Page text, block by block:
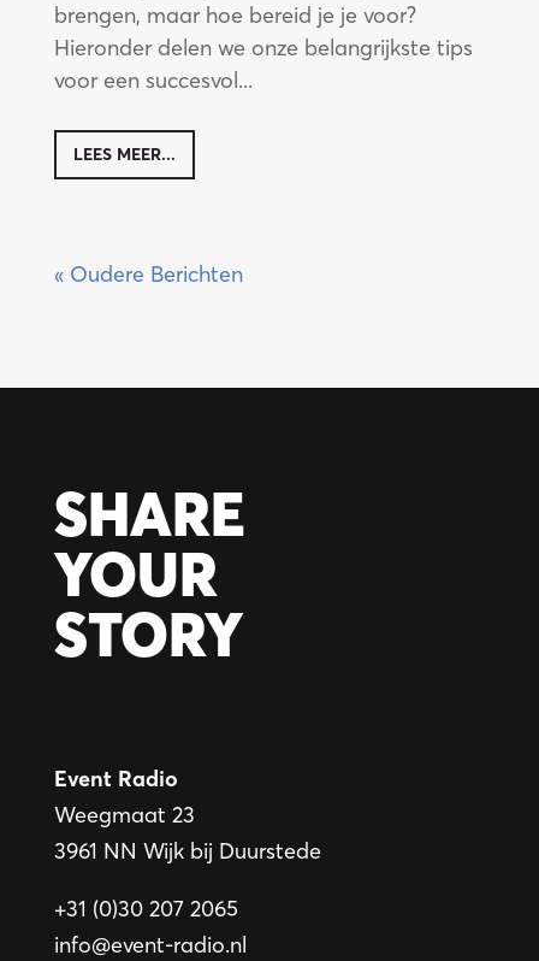
brengen, maar hoe bereid je je voor?
Hieronder delen we onze belangrijkste tips
voor een succesvol...
LEES MEER...
« Oudere Berichten
SHARE
YOUR
STORY
Event Radio
Weegmaat 23
3961 NN Wijk bij Duurstede
+31 (0)30 207 2065
info@event-radio.nl